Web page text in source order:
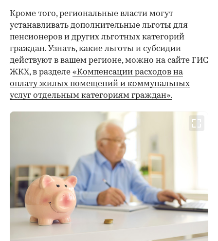
Кроме того, региональные власти могут
устанавливать дополнительные льготы для
пенсионеров и других льготных категорий
граждан. Узнать, какие льготы и субсидии
действуют в вашем регионе, можно на сайте ГИС
ЖКХ, в разделе «Компенсации расходов на
оплату жилых помещений и коммунальных
услуг отдельным категориям граждан».